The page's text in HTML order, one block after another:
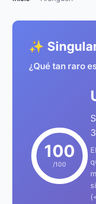
✨
¿Qué tan raro
100
/100